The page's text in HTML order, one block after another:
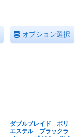
オプション選択
ダブルブレイド ポリ
エステル ブラックラ